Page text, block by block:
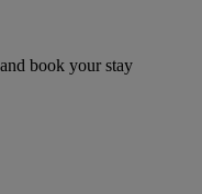
book your stay